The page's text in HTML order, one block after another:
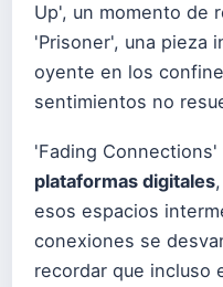
Up', un momento de
'Prisoner', una pieza
oyente en los
sentimientos no
'Fading
plataformas digitales
esos espacios
conexiones se
recordar que incluso